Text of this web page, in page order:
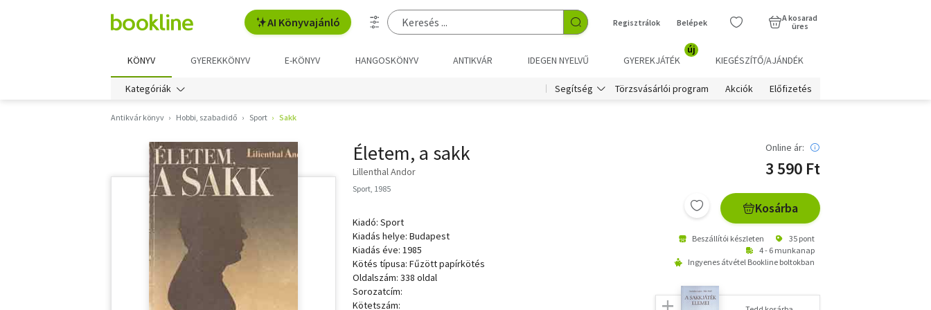
AI Könyvajánló Regisztrálok Belépek
A kosarad
üres
KÖNYV GYEREKKÖNYV E-KÖNYV HANGOSKÖNYV ANTIKVÁR IDEGEN NYELVŰ GYEREKJÁTÉK
új
KIEGÉSZÍTŐ/AJÁNDÉK
Kategóriák Segítség Törzsvásárlói program Akciók Előfizetés
Antikvár könyv Hobbi, szabadidő Sport Sakk
Életem, a sakk
Lillenthal Andor
Sport, 1985
Kiadó: Sport
Kiadás helye: Budapest
Kiadás éve: 1985
Kötés típusa: Fűzött papírkötés
Oldalszám: 338 oldal
Sorozatcím:
Kötetszám:
Online ár:
3 590 Ft
Kosárba
Beszállítói készleten
35 pont
4 - 6 munkanap
Ingyenes átvétel Bookline boltokban